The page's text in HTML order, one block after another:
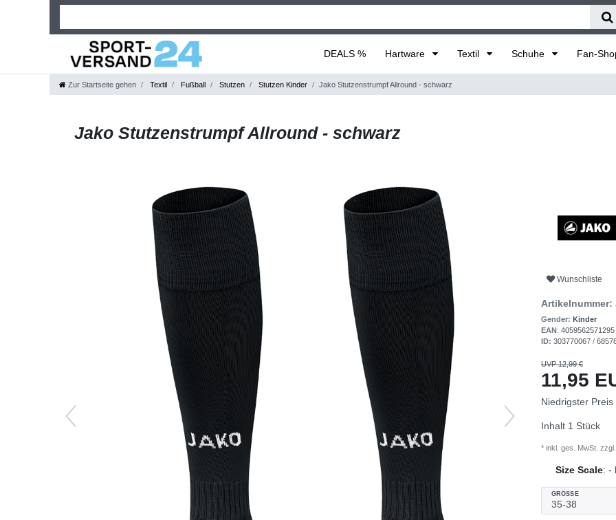
DEALS % Hartware Textil Schuhe Fan-
Zur Startseite gehen Textil Fußball Stutzen Stutzen Kinder Jako Stutzenstrumpf Allround - schwarz
Jako Stutzenstrumpf Allround - schwarz
Wunschliste
Artikelnummer:
Gender: Kinder
EAN: 4059562571295
ID: 303770067 /
UVP 12,99 €
11,95
Niedrigster
Inhalt 1 Stück
* inkl. ges. MwSt. zzgl.
Size Scale: -
GRÖSSE